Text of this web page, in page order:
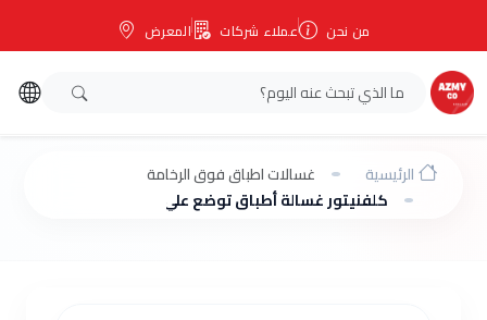
من نحن عملاء شركات المعرض
الرئيسية
غسالات اطباق فوق الرخامة
كلفنيتور غسالة أطباق توضع علي الرخامة 6 أفراد 7 برامج انفرتر KDW6-3602E